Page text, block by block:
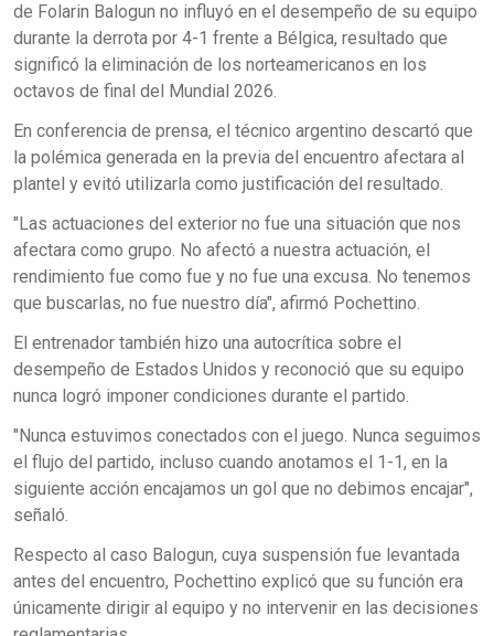
de Folarin Balogun no influyó en el desempeño de su equipo
durante la derrota por 4-1 frente a Bélgica, resultado que
significó la eliminación de los norteamericanos en los
octavos de final del Mundial 2026.
En conferencia de prensa, el técnico argentino descartó que
la polémica generada en la previa del encuentro afectara al
plantel y evitó utilizarla como justificación del resultado.
"Las actuaciones del exterior no fue una situación que nos
afectara como grupo. No afectó a nuestra actuación, el
rendimiento fue como fue y no fue una excusa. No tenemos
que buscarlas, no fue nuestro día", afirmó Pochettino.
El entrenador también hizo una autocrítica sobre el
desempeño de Estados Unidos y reconoció que su equipo
nunca logró imponer condiciones durante el partido.
"Nunca estuvimos conectados con el juego. Nunca seguimos
el flujo del partido, incluso cuando anotamos el 1-1, en la
siguiente acción encajamos un gol que no debimos encajar",
señaló.
Respecto al caso Balogun, cuya suspensión fue levantada
antes del encuentro, Pochettino explicó que su función era
únicamente dirigir al equipo y no intervenir en las decisiones